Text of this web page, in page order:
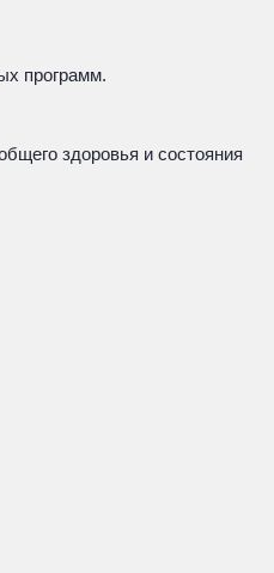
программ.
здоровья и состояния